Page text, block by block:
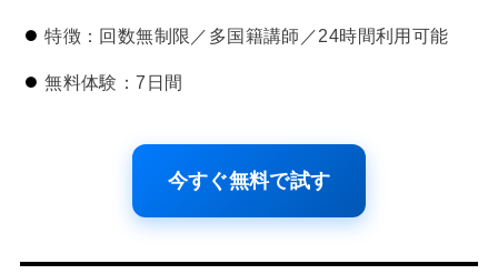
特徴：回数無制限／多国籍講師／24時間利用可能
無料体験：7日間
今すぐ無料で試す